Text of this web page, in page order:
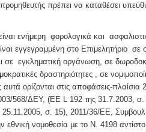
πρέπει να καταθέσει
ενήμερη φορολογικά και
εγγεγραμμένη στο Επιμελητήριο σε
σε εγκληματική οργάνωση, σε
δραστηριότητες , σε
αυτά ορίζονται στις αποφάσεις-
568/ΔΕΥ, (ΕΕ L 192 της 31.7.2003,
σ. 15), 2011/36/ΕΕ,
νομοθεσία με το Ν. 4198